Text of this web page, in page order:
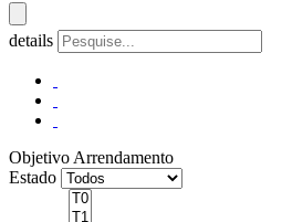
details
Objetivo Arrendamento
Estado